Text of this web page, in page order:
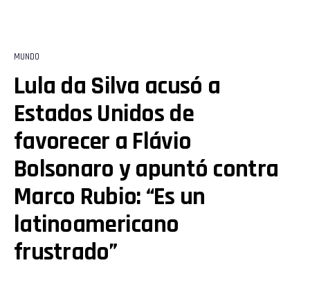
MUNDO
Lula da Silva acusó a
Estados Unidos de
favorecer a Flávio
Bolsonaro y apuntó contra
Marco Rubio: “Es un
latinoamericano
frustrado”